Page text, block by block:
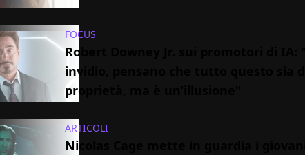
FOCUS
Robert Downey Jr. sui promotori di IA:
invidio, pensano che tutto questo sia di
proprietà, ma è un’illusione"
ARTICOLI
Nicolas Cage mette in guardia i